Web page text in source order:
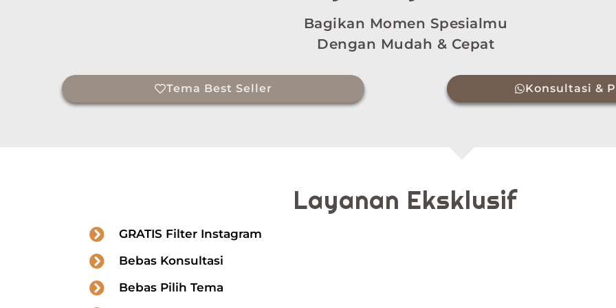
Bagikan Momen Spesialmu
Dengan Mudah & Cepat
Tema Best Seller Konsultasi &
Layanan Eksklusif
GRATIS Filter Instagram
Bebas Konsultasi
Bebas Pilih Tema